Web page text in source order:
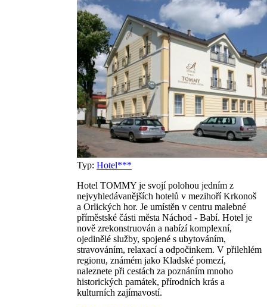
Typ: Hotel***
Hotel TOMMY je svojí polohou jedním z
nejvyhledávanějších hotelů v mezihoří Krkonoš
a Orlických hor. Je umístěn v centru malebné
příměstské části města Náchod - Babí. Hotel je
nově zrekonstruován a nabízí komplexní,
ojedinělé služby, spojené s ubytováním,
stravováním, relaxací a odpočinkem. V přilehlém
regionu, známém jako Kladské pomezí,
naleznete při cestách za poznáním mnoho
historických památek, přírodních krás a
kulturních zajímavostí.